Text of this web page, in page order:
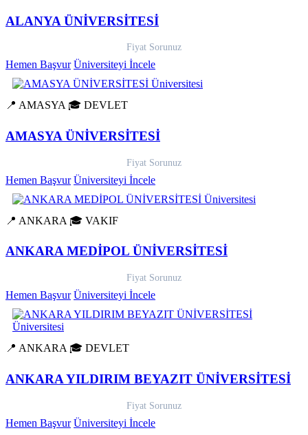
ALANYA ÜNİVERSİTESİ
Fiyat Sorunuz
Hemen Başvur Üniversiteyi İncele
📍 AMASYA 🎓 DEVLET
AMASYA ÜNİVERSİTESİ
Fiyat Sorunuz
Hemen Başvur Üniversiteyi İncele
📍 ANKARA 🎓 VAKIF
ANKARA MEDİPOL ÜNİVERSİTESİ
Fiyat Sorunuz
Hemen Başvur Üniversiteyi İncele
📍 ANKARA 🎓 DEVLET
ANKARA YILDIRIM BEYAZIT ÜNİVERSİTESİ
Fiyat Sorunuz
Hemen Başvur Üniversiteyi İncele